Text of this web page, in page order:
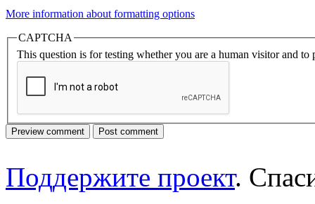
More information about formatting options
CAPTCHA
This question is for testing whether you are a human visitor and to
Поддержите проект.